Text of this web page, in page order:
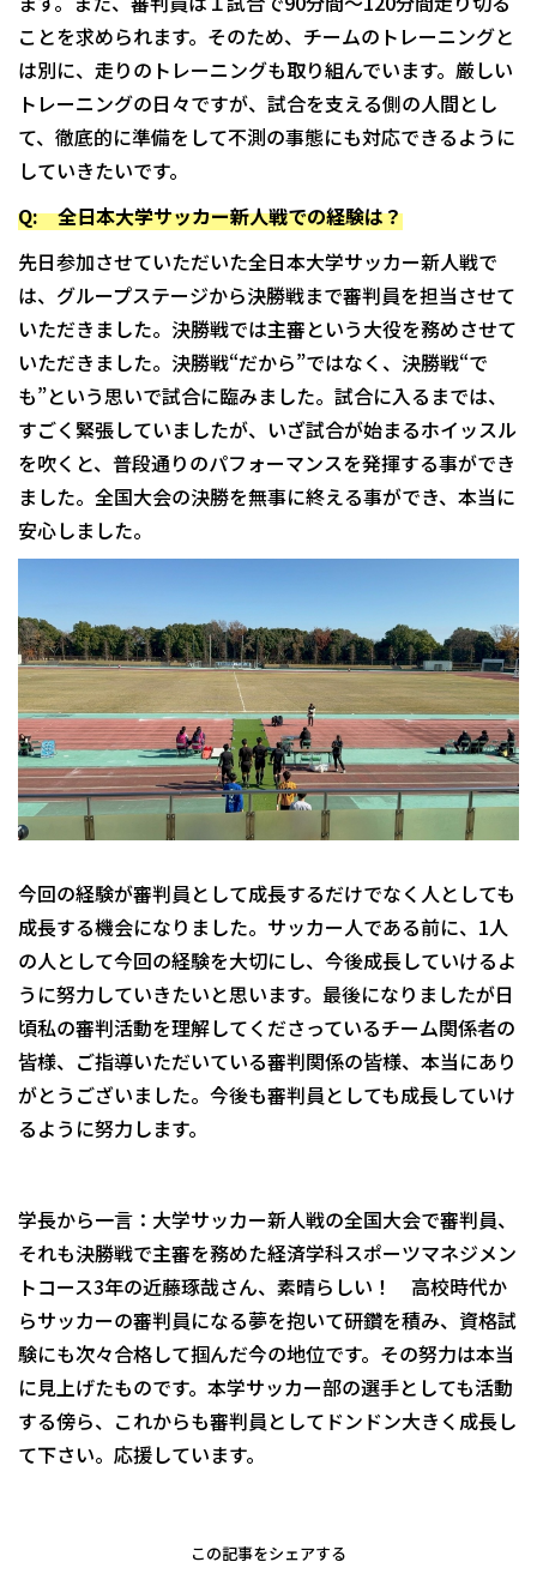
ことを求められます。そのため、チームのトレーニングと
は別に、走りのトレーニングも取り組んでいます。厳しい
トレーニングの日々ですが、試合を支える側の人間とし
て、徹底的に準備をして不測の事態にも対応できるように
していきたいです。
Q: 全日本大学サッカー新人戦での経験は？
先日参加させていただいた全日本大学サッカー新人戦で
は、グループステージから決勝戦まで審判員を担当させて
いただきました。決勝戦では主審という大役を務めさせて
いただきました。決勝戦“だから”ではなく、決勝戦“で
も”という思いで試合に臨みました。試合に入るまでは、
すごく緊張していましたが、いざ試合が始まるホイッスル
を吹くと、普段通りのパフォーマンスを発揮する事ができ
ました。全国大会の決勝を無事に終える事ができ、本当に
安心しました。
今回の経験が審判員として成長するだけでなく人としても
成長する機会になりました。サッカー人である前に、1人
の人として今回の経験を大切にし、今後成長していけるよ
うに努力していきたいと思います。最後になりましたが日
頃私の審判活動を理解してくださっているチーム関係者の
皆様、ご指導いただいている審判関係の皆様、本当にあり
がとうございました。今後も審判員としても成長していけ
るように努力します。
学長から一言：大学サッカー新人戦の全国大会で審判員、
それも決勝戦で主審を務めた経済学科スポーツマネジメン
トコース3年の近藤琢哉さん、素晴らしい！ 高校時代か
らサッカーの審判員になる夢を抱いて研鑽を積み、資格試
験にも次々合格して掴んだ今の地位です。その努力は本当
に見上げたものです。本学サッカー部の選手としても活動
する傍ら、これからも審判員としてドンドン大きく成長し
て下さい。応援しています。
この記事をシェアする